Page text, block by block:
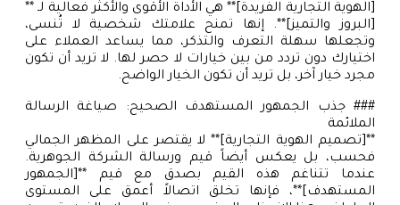
[الهوية التجارية الفريدة]** هي الأداة الأقوى والأكثر فعالية لـ **
[البروز والتميز]**. إنها تمنح علامتك شخصية لا تُنسى،
وتجعلها سهلة التعرف والتذكر، مما يساعد العملاء على
اختيارك دون تردد من بين خيارات لا حصر لها. لا تريد أن تكون
مجرد خيار آخر، بل تريد أن تكون الخيار الواضح.
### جذب الجمهور المستهدف الصحيح: صياغة الرسالة
الملائمة
**[تصميم الهوية التجارية]** لا يقتصر على المظهر الجمالي
فحسب، بل يعكس أيضاً قيم ورسالة الشركة الجوهرية.
عندما تتناغم هذه القيم بصدق مع قيم **[الجمهور
المستهدف]**، فإنها تخلق اتصالاً أعمق على المستوى